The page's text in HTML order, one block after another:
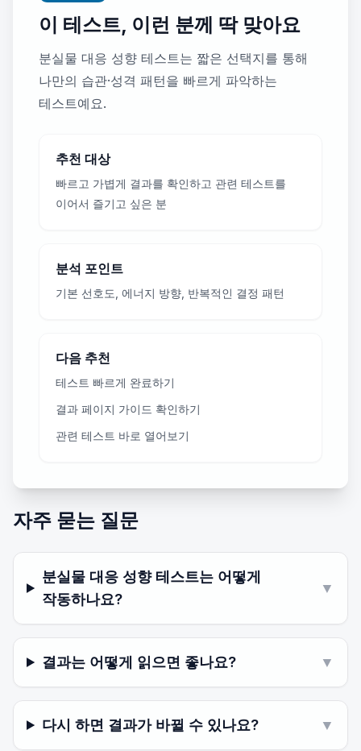
이 테스트, 이런 분께 딱 맞아요
분실물 대응 성향 테스트는 짧은 선택지를 통해
나만의 습관·성격 패턴을 빠르게 파악하는
테스트예요.
추천 대상
빠르고 가볍게 결과를 확인하고 관련 테스트를
이어서 즐기고 싶은 분
분석 포인트
기본 선호도, 에너지 방향, 반복적인 결정 패턴
다음 추천
테스트 빠르게 완료하기
결과 페이지 가이드 확인하기
관련 테스트 바로 열어보기
자주 묻는 질문
분실물 대응 성향 테스트는 어떻게
작동하나요?
▼
결과는 어떻게 읽으면 좋나요? ▼
다시 하면 결과가 바뀔 수 있나요? ▼